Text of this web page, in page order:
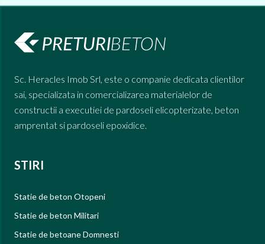
Sc. Heracles Imob Srl, este o companie dedicata clientilor
sai, specializata in comercializarea materialelor de
constructii a executiei de pardoseli elicopterizate, beton
amprentat si pardoseli epoxidice.
STIRI
Statie de beton Otopeni
Statie de beton Militari
Statie de betoane Domnesti